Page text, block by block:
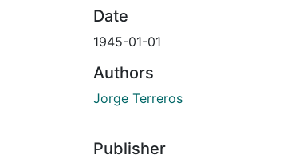
Date
1945-01-01
Authors
Jorge Terreros
Publisher